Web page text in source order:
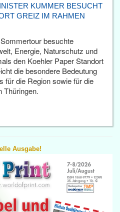
KUMMER BESUCHT
GREIZ IM RAHMEN
besuchte
Energie, Naturschutz und
den Koehler Paper Standort
die besondere Bedeutung
für die Region sowie für die
Thüringen.
Ausgabe!